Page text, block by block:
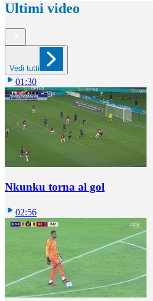
Ultimi video
Vedi tutti
01:30
Nkunku torna al gol
02:56